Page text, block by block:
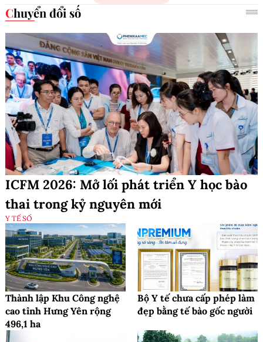
Chuyển đổi số
ICFM 2026: Mở lối phát triển Y học bào
thai trong kỷ nguyên mới
Y TẾ SỐ
Thành lập Khu Công nghệ
cao tỉnh Hưng Yên rộng
496,1 ha
Bộ Y tế chưa cấp phép làm
đẹp bằng tế bào gốc người